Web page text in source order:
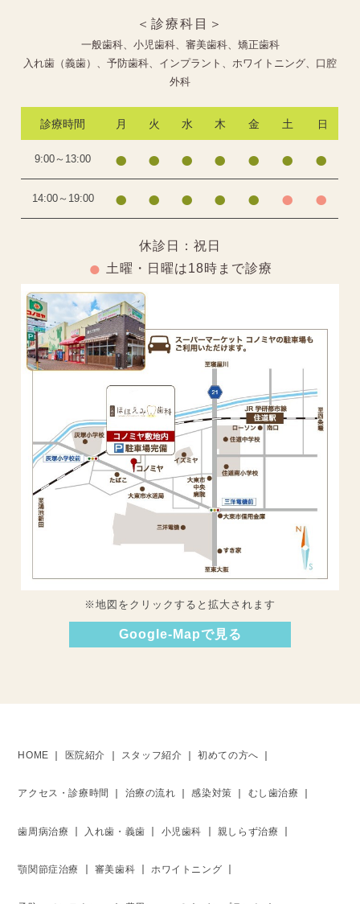
＜診療科目＞
一般歯科、小児歯科、審美歯科、矯正歯科
入れ歯（義歯）、予防歯科、インプラント、ホワイトニング、口腔
外科
診療時間 月 火 水 木 金 土 日
9:00～13:00 ● ● ● ● ● ● ●
14:00～19:00 ● ● ● ● ● ● ●
休診日：祝日
● 土曜・日曜は18時まで診療
※地図をクリックすると拡大されます
Google-Mapで見る
HOME 医院紹介 スタッフ紹介 初めての方へ
アクセス・診療時間 治療の流れ 感染対策 むし歯治療
歯周病治療 入れ歯・義歯 小児歯科 親しらず治療
顎関節症治療 審美歯科 ホワイトニング